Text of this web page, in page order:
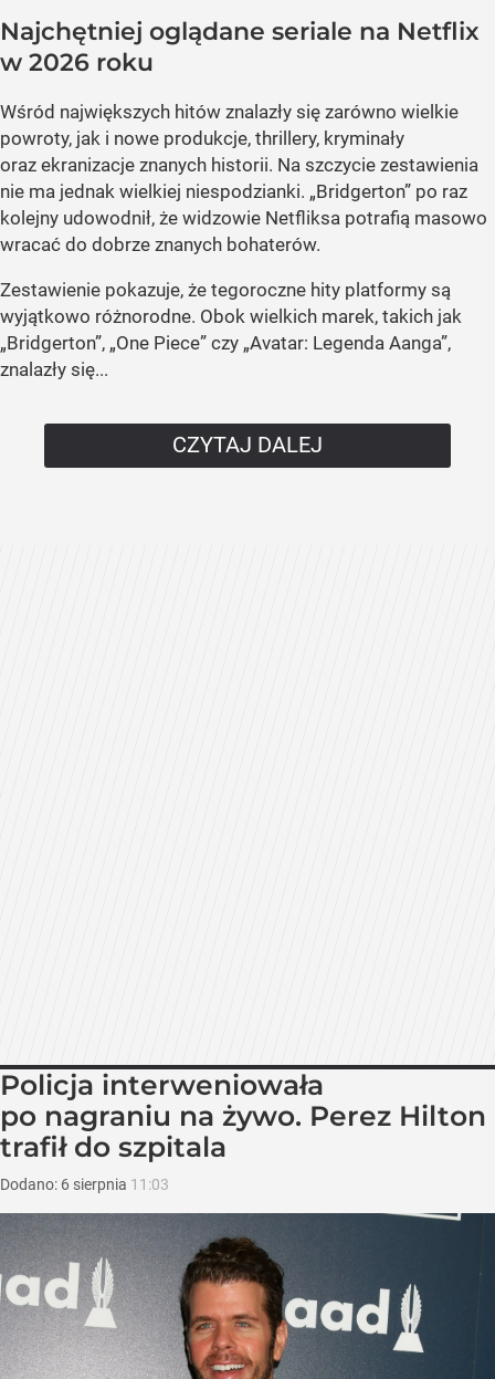
Najchętniej oglądane seriale na Netflix
w 2026 roku
Wśród największych hitów znalazły się zarówno wielkie
powroty, jak i nowe produkcje, thrillery, kryminały
oraz ekranizacje znanych historii. Na szczycie zestawienia
nie ma jednak wielkiej niespodzianki. „Bridgerton” po raz
kolejny udowodnił, że widzowie Netfliksa potrafią masowo
wracać do dobrze znanych bohaterów.
Zestawienie pokazuje, że tegoroczne hity platformy są
wyjątkowo różnorodne. Obok wielkich marek, takich jak
„Bridgerton”, „One Piece” czy „Avatar: Legenda Aanga”,
znalazły się...
CZYTAJ DALEJ
Policja interweniowała
po nagraniu na żywo. Perez Hilton
trafił do szpitala
Dodano: 6 sierpnia 11:03